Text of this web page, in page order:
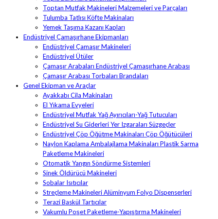
Toptan Mutfak Makineleri Malzemeleri ve Parçaları
Tulumba Tatlısı Köfte Makinaları
Yemek Taşıma Kazanı Kapları
Endüstriyel Çamaşırhane Ekipmanları
Endüstriyel Çamaşır Makineleri
Endüstriyel Ütüler
Çamaşır Arabaları Endüstriyel Çamaşırhane Arabası
Çamaşır Arabası Torbaları Brandaları
Genel Ekipman ve Araçlar
Ayakkabı Cila Makinaları
El Yıkama Evyeleri
Endüstriyel Mutfak Yağ Ayırıcıları-Yağ Tutucuları
Endüstriyel Su Giderleri Yer Izgaraları Süzgeçler
Endüstriyel Çöp Öğütme Makinaları Çöp Öğütücüleri
Naylon Kaplama Ambalajlama Makinaları Plastik Sarma
Paketleme Makineleri
Otomatik Yangın Söndürme Sistemleri
Sinek Öldürücü Makineleri
Sobalar Isıtıcılar
Streçleme Makineleri Alüminyum Folyo Dispenserleri
Terazi Baskül Tartıcılar
Vakumlu Poşet Paketleme-Yapıştırma Makineleri